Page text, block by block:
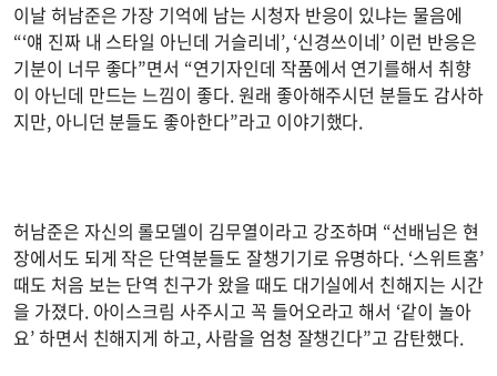
이날 허남준은 가장 기억에 남는 시청자 반응이 있냐는 물음에
“‘얘 진짜 내 스타일 아닌데 거슬리네’, ‘신경쓰이네’ 이런 반응은
기분이 너무 좋다”면서 “연기자인데 작품에서 연기를해서 취향
이 아닌데 만드는 느낌이 좋다. 원래 좋아해주시던 분들도 감사하
지만, 아니던 분들도 좋아한다”라고 이야기했다.
허남준은 자신의 롤모델이 김무열이라고 강조하며 “선배님은 현
장에서도 되게 작은 단역분들도 잘챙기기로 유명하다. ‘스위트홈’
때도 처음 보는 단역 친구가 왔을 때도 대기실에서 친해지는 시간
을 가졌다. 아이스크림 사주시고 꼭 들어오라고 해서 ‘같이 놀아
요’ 하면서 친해지게 하고, 사람을 엄청 잘챙긴다”고 감탄했다.